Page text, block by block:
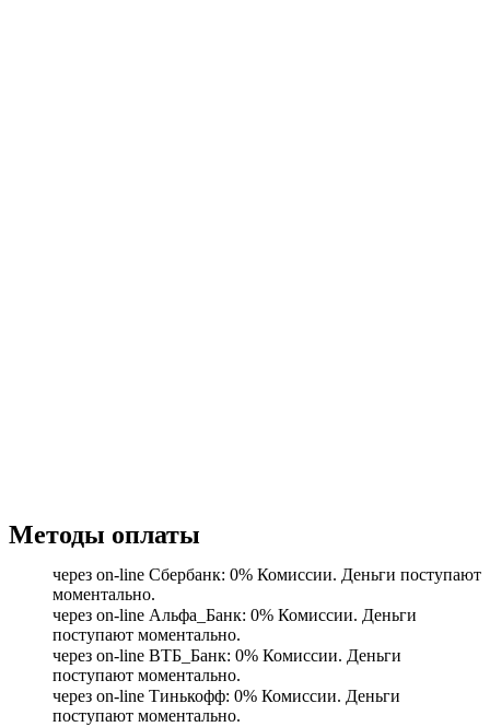
Методы оплаты
через on-line Сбербанк: 0% Комиссии. Деньги поступают
моментально.
через on-line Альфа_Банк: 0% Комиссии. Деньги
поступают моментально.
через on-line ВТБ_Банк: 0% Комиссии. Деньги
поступают моментально.
через on-line Тинькофф: 0% Комиссии. Деньги
поступают моментально.